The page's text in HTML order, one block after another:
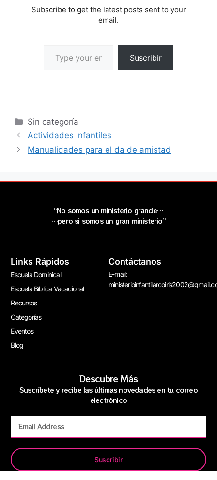
Subscribe to get the latest posts sent to your
email.
Suscribir
Sin categoría
Actividades infantiles
Manualidades para el da de amistad
“No somos un ministerio grande…
…pero si somos un gran ministerio”
Links Rápidos
Escuela Dominical
Escuela Bíblica Vacacional
Recursos
Categorías
Eventos
Blog
Contáctanos
E-mail:
Descubre Más
Suscríbete y recibe las últimas novedades en tu correo
electrónico
Suscribir